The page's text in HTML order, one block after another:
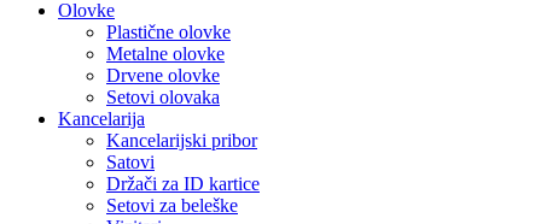
Olovke
Plastične olovke
Metalne olovke
Drvene olovke
Setovi olovaka
Kancelarija
Kancelarijski pribor
Satovi
Držači za ID kartice
Setovi za beleške